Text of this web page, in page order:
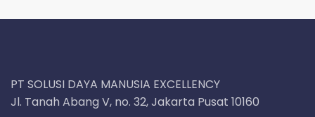
PT SOLUSI DAYA MANUSIA EXCELLENCY
Jl. Tanah Abang V, no. 32, Jakarta Pusat 10160